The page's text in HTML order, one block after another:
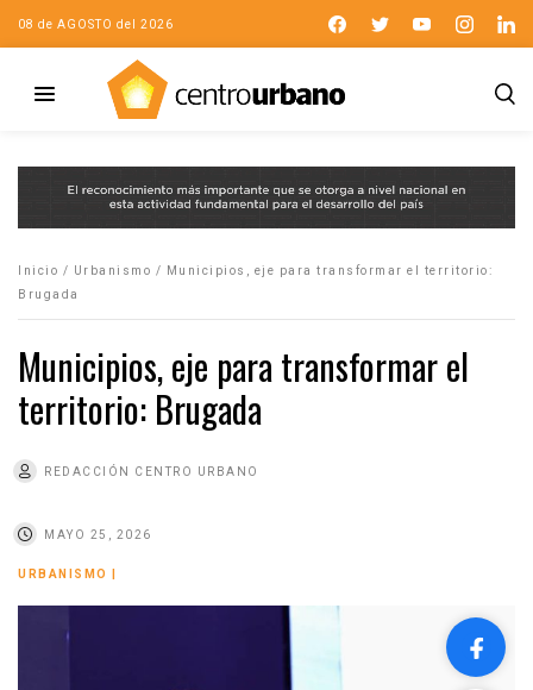
08 de AGOSTO del 2026
Inicio / Urbanismo /
Municipios, eje para transformar el territorio:
Brugada
Municipios, eje para transformar el
territorio: Brugada
REDACCIÓN CENTRO URBANO
MAYO 25, 2026
URBANISMO